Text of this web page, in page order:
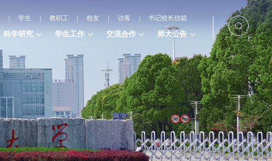
| 学生 | 教职工 | 校友 | 访客 | 书记校长信箱
科学研究 学生工作 交流合作 师大公告